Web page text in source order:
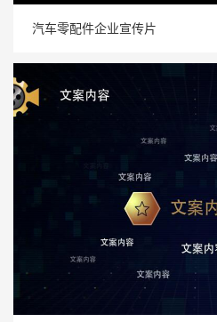
汽车零配件企业宣传片
汽车零配件企业宣传片